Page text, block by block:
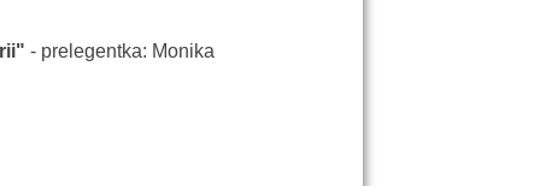
- prelegentka: Monika